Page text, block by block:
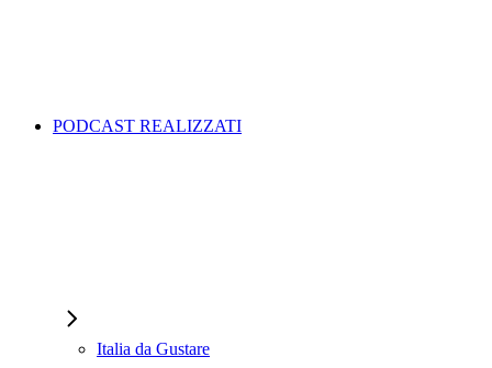
PODCAST REALIZZATI
Italia da Gustare